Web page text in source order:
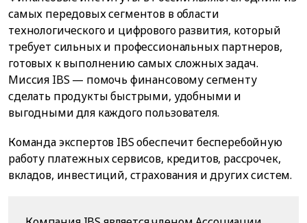
самых передовых сегментов в области
технологического и цифрового развития, который
требует сильных и профессиональных партнеров,
готовых к выполнению самых сложных задач.
Миссия IBS — помочь финансовому сегменту
сделать продукты быстрыми, удобными и
выгодными для каждого пользователя.
Команда экспертов IBS обеспечит бесперебойную
работу платежных сервисов, кредитов, рассрочек,
вкладов, инвестиций, страхования и других систем.